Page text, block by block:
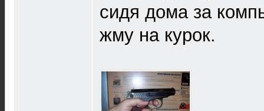
сидя дома за
жму на курок.